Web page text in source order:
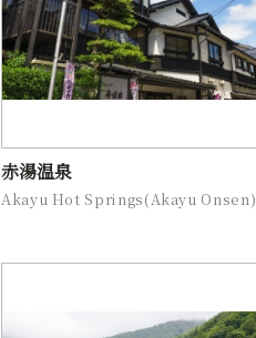
赤湯温泉
Akayu Hot Springs(Akayu Onsen)